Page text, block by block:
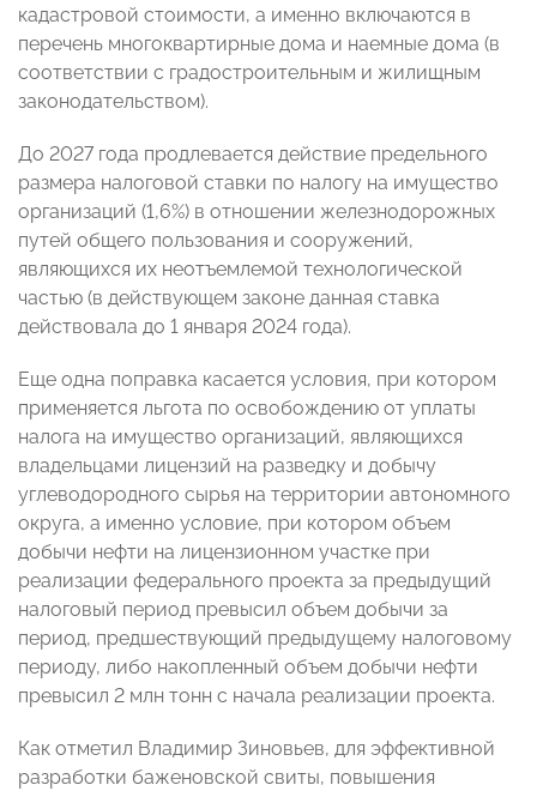
кадастровой стоимости, а именно включаются в
перечень многоквартирные дома и наемные дома (в
соответствии с градостроительным и жилищным
законодательством).
До 2027 года продлевается действие предельного
размера налоговой ставки по налогу на имущество
организаций (1,6%) в отношении железнодорожных
путей общего пользования и сооружений,
являющихся их неотъемлемой технологической
частью (в действующем законе данная ставка
действовала до 1 января 2024 года).
Еще одна поправка касается условия, при котором
применяется льгота по освобождению от уплаты
налога на имущество организаций, являющихся
владельцами лицензий на разведку и добычу
углеводородного сырья на территории автономного
округа, а именно условие, при котором объем
добычи нефти на лицензионном участке при
реализации федерального проекта за предыдущий
налоговый период превысил объем добычи за
период, предшествующий предыдущему налоговому
периоду, либо накопленный объем добычи нефти
превысил 2 млн тонн с начала реализации проекта.
Как отметил Владимир Зиновьев, для эффективной
разработки баженовской свиты, повышения